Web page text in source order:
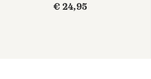
€ 24,95